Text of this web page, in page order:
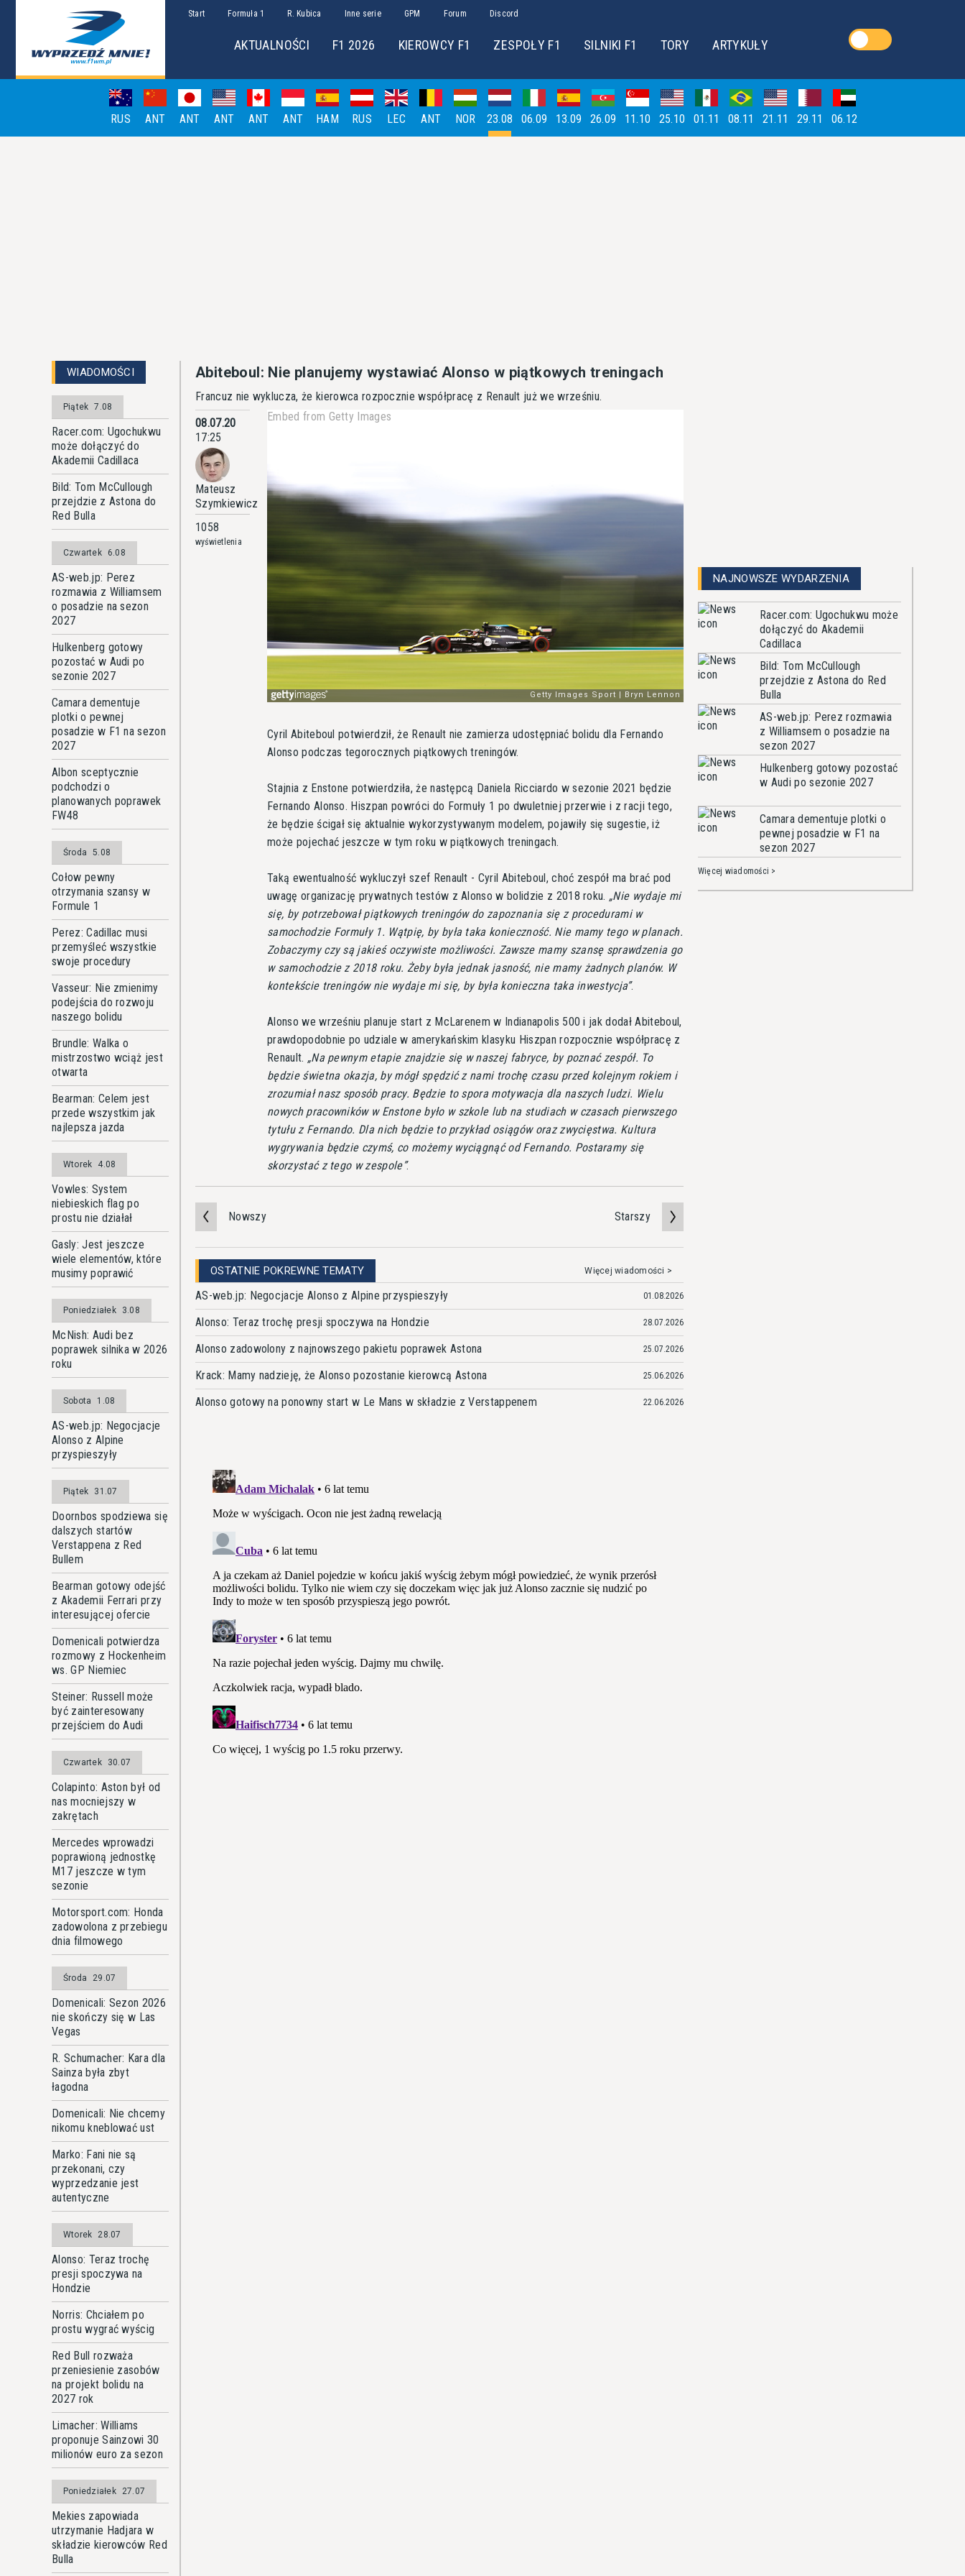
Start Formuła 1 R. Kubica Inne serie GPM Forum Discord
AKTUALNOŚCI F1 2026 KIEROWCY F1 ZESPOŁY F1 SILNIKI F1 TORY ARTYKUŁY
RUS ANT ANT ANT ANT ANT HAM RUS LEC ANT NOR 23.08 06.09 13.09 26.09 11.10 25.10 01.11 08.11 21.11 29.11 06.12
WIADOMOŚCI
Piątek 7.08
Racer.com: Ugochukwu
może dołączyć do
Akademii Cadillaca
Bild: Tom McCullough
przejdzie z Astona do
Red Bulla
Czwartek 6.08
AS-web.jp: Perez
rozmawia z Williamsem
o posadzie na sezon
2027
Hulkenberg gotowy
pozostać w Audi po
sezonie 2027
Camara dementuje
plotki o pewnej
posadzie w F1 na sezon
2027
Albon sceptycznie
podchodzi o
planowanych poprawek
FW48
Środa 5.08
Cołow pewny
otrzymania szansy w
Formule 1
Perez: Cadillac musi
przemyśleć wszystkie
swoje procedury
Vasseur: Nie zmienimy
podejścia do rozwoju
naszego bolidu
Brundle: Walka o
mistrzostwo wciąż jest
otwarta
Bearman: Celem jest
przede wszystkim jak
najlepsza jazda
Wtorek 4.08
Vowles: System
niebieskich flag po
prostu nie działał
Gasly: Jest jeszcze
wiele elementów, które
musimy poprawić
Poniedziałek 3.08
McNish: Audi bez
poprawek silnika w 2026
roku
Sobota 1.08
AS-web.jp: Negocjacje
Alonso z Alpine
przyspieszyły
Piątek 31.07
Doornbos spodziewa się
dalszych startów
Verstappena z Red
Bullem
Bearman gotowy odejść
z Akademii Ferrari przy
interesującej ofercie
Domenicali potwierdza
rozmowy z Hockenheim
ws. GP Niemiec
Steiner: Russell może
być zainteresowany
przejściem do Audi
Czwartek 30.07
Colapinto: Aston był od
nas mocniejszy w
zakrętach
Mercedes wprowadzi
poprawioną jednostkę
M17 jeszcze w tym
sezonie
Motorsport.com: Honda
zadowolona z przebiegu
dnia filmowego
Środa 29.07
Domenicali: Sezon 2026
nie skończy się w Las
Vegas
R. Schumacher: Kara dla
Sainza była zbyt
łagodna
Domenicali: Nie chcemy
nikomu kneblować ust
Marko: Fani nie są
przekonani, czy
wyprzedzanie jest
autentyczne
Wtorek 28.07
Alonso: Teraz trochę
presji spoczywa na
Hondzie
Norris: Chciałem po
prostu wygrać wyścig
Red Bull rozważa
przeniesienie zasobów
na projekt bolidu na
2027 rok
Limacher: Williams
proponuje Sainzowi 30
milionów euro za sezon
Poniedziałek 27.07
Mekies zapowiada
utrzymanie Hadjara w
składzie kierowców Red
Bulla
Abiteboul: Nie planujemy wystawiać Alonso w piątkowych treningach
Francuz nie wyklucza, że kierowca rozpocznie współpracę z Renault już we wrześniu.
08.07.20
17:25
Mateusz
Szymkiewicz
1058
wyświetlenia
Embed from Getty Images
Cyril Abiteboul potwierdził, że Renault nie zamierza udostępniać bolidu dla Fernando
Alonso podczas tegorocznych piątkowych treningów.
Stajnia z Enstone potwierdziła, że następcą Daniela Ricciardo w sezonie 2021 będzie
Fernando Alonso. Hiszpan powróci do Formuły 1 po dwuletniej przerwie i z racji tego,
że będzie ścigał się aktualnie wykorzystywanym modelem, pojawiły się sugestie, iż
może pojechać jeszcze w tym roku w piątkowych treningach.
Taką ewentualność wykluczył szef Renault - Cyril Abiteboul, choć zespół ma brać pod
uwagę organizację prywatnych testów z Alonso w bolidzie z 2018 roku.
Nie wydaje mi
się, by potrzebował piątkowych treningów do zapoznania się z procedurami w
samochodzie Formuły 1. Wątpię, by była taka konieczność. Nie mamy tego w planach.
Zobaczymy czy są jakieś oczywiste możliwości. Zawsze mamy szansę sprawdzenia go
w samochodzie z 2018 roku. Żeby była jednak jasność, nie mamy żadnych planów. W
kontekście treningów nie wydaje mi się, by była konieczna taka inwestycja .
Alonso we wrześniu planuje start z McLarenem w Indianapolis 500 i jak dodał Abiteboul,
prawdopodobnie po udziale w amerykańskim klasyku Hiszpan rozpocznie współpracę z
Renault.
Na pewnym etapie znajdzie się w naszej fabryce, by poznać zespół. To
będzie świetna okazja, by mógł spędzić z nami trochę czasu przed kolejnym rokiem i
zrozumiał nasz sposób pracy. Będzie to spora motywacja dla naszych ludzi. Wielu
nowych pracowników w Enstone było w szkole lub na studiach w czasach pierwszego
tytułu z Fernando. Dla nich będzie to przykład osiągów oraz zwycięstwa. Kultura
wygrywania będzie czymś, co możemy wyciągnąć od Fernando. Postaramy się
skorzystać z tego w zespole .
Nowszy Starszy
OSTATNIE POKREWNE TEMATY Więcej wiadomości >
AS-web.jp: Negocjacje Alonso z Alpine przyspieszyły 01.08.2026
Alonso: Teraz trochę presji spoczywa na Hondzie 28.07.2026
Alonso zadowolony z najnowszego pakietu poprawek Astona 25.07.2026
Krack: Mamy nadzieję, że Alonso pozostanie kierowcą Astona 25.06.2026
Alonso gotowy na ponowny start w Le Mans w składzie z Verstappenem 22.06.2026
NAJNOWSZE WYDARZENIA
Racer.com: Ugochukwu może
dołączyć do Akademii
Cadillaca
Bild: Tom McCullough
przejdzie z Astona do Red
Bulla
AS-web.jp: Perez rozmawia
z Williamsem o posadzie na
sezon 2027
Hulkenberg gotowy pozostać
w Audi po sezonie 2027
Camara dementuje plotki o
pewnej posadzie w F1 na
sezon 2027
Więcej wiadomości >